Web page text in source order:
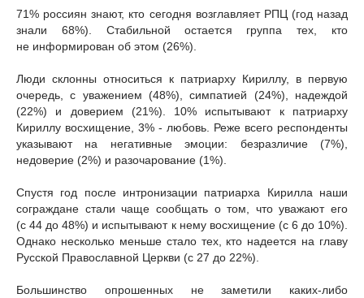
71% россиян знают, кто сегодня возглавляет РПЦ (год назад
знали 68%). Стабильной остается группа тех, кто
не информирован об этом (26%).
Люди склонны относиться к патриарху Кириллу, в первую
очередь, с уважением (48%), симпатией (24%), надеждой
(22%) и доверием (21%). 10% испытывают к патриарху
Кириллу восхищение, 3% - любовь. Реже всего респонденты
указывают на негативные эмоции: безразличие (7%),
недоверие (2%) и разочарование (1%).
Спустя год после интронизации патриарха Кирилла наши
сограждане стали чаще сообщать о том, что уважают его
(с 44 до 48%) и испытывают к нему восхищение (с 6 до 10%).
Однако несколько меньше стало тех, кто надеется на главу
Русской Православной Церкви (с 27 до 22%).
Большинство опрошенных не заметили каких-либо